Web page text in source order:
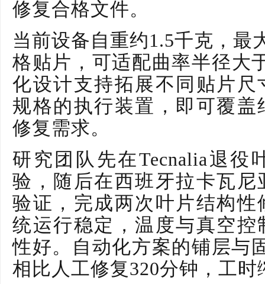
修复合格文件。
当前设备自重约1.5千克，最
格贴片，可适配曲率半径大
化设计支持拓展不同贴片
规格的执行装置，即可覆
修复需求。
研究团队先在Tecnalia退役
验，随后在西班牙拉卡瓦
验证，完成两次叶片结构
统运行稳定，温度与真空
性好。自动化方案的铺层与
相比人工修复320分钟，工时